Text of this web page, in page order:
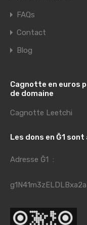
FAQs
Contact
Blog
Cagnotte en euros
de domaine
Cagnotte Leetchi
Les dons en Ğ1
Adresse Ğ1 :